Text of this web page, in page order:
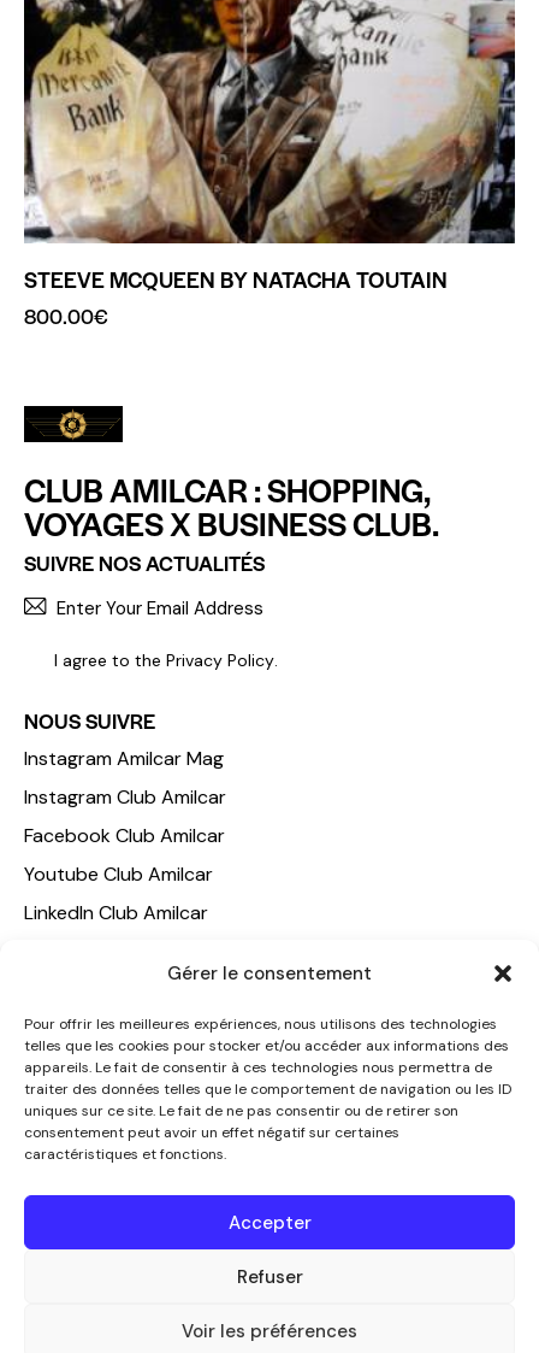
Gérer le consentement
Pour offrir les meilleures expériences, nous utilisons des technologies
telles que les cookies pour stocker et/ou accéder aux informations des
appareils. Le fait de consentir à ces technologies nous permettra de
traiter des données telles que le comportement de navigation ou les ID
uniques sur ce site. Le fait de ne pas consentir ou de retirer son
consentement peut avoir un effet négatif sur certaines
caractéristiques et fonctions.
Accepter
Refuser
Voir les préférences
STEEVE MCQUEEN BY NATACHA TOUTAIN
800.00€
CLUB AMILCAR : SHOPPING,
VOYAGES X BUSINESS CLUB.
SUIVRE NOS ACTUALITÉS
I agree to the Privacy Policy.
NOUS SUIVRE
Instagram Amilcar Mag
Instagram Club Amilcar
Facebook Club Amilcar
Youtube Club Amilcar
LinkedIn Club Amilcar
NOTRE GROUPE
ACCUEIL
AMILCAR TRAVEL CLUB
CLUB AMILCAR, Club d'affaires international
AGENCE MEDIANE
CONTACT
+33 7 49 60 92 02